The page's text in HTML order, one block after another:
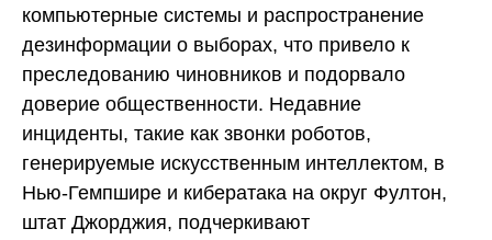
компьютерные системы и распространение
дезинформации о выборах, что привело к
преследованию чиновников и подорвало
доверие общественности. Недавние
инциденты, такие как звонки роботов,
генерируемые искусственным интеллектом, в
Нью-Гемпшире и кибератака на округ Фултон,
штат Джорджия, подчеркивают